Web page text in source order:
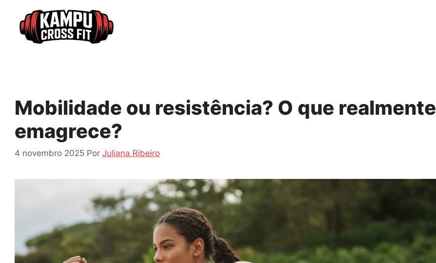
Mobilidade ou resistência? O que realmente
emagrece?
4 novembro 2025 Por Juliana Ribeiro